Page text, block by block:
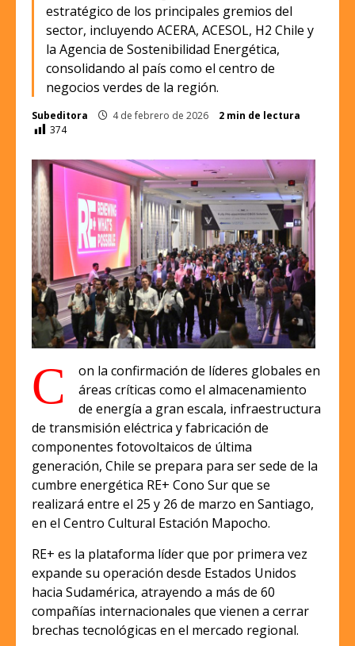
estratégico de los principales gremios del
sector, incluyendo ACERA, ACESOL, H2 Chile y
la Agencia de Sostenibilidad Energética,
consolidando al país como el centro de
negocios verdes de la región.
Subeditora 4 de febrero de 2026
2 min de lectura
374
C
on la confirmación de líderes globales en
áreas críticas como el almacenamiento
de energía a gran escala, infraestructura
de transmisión eléctrica y fabricación de
componentes fotovoltaicos de última
generación, Chile se prepara para ser sede de la
cumbre energética RE+ Cono Sur que se
realizará entre el 25 y 26 de marzo en Santiago,
en el Centro Cultural Estación Mapocho.
RE+ es la plataforma líder que por primera vez
expande su operación desde Estados Unidos
hacia Sudamérica, atrayendo a más de 60
compañías internacionales que vienen a cerrar
brechas tecnológicas en el mercado regional.